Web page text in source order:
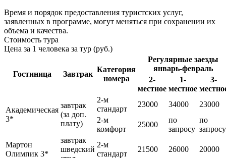
Время и порядок предоставления туристских услуг,
заявленных в программе, могут меняться при сохранении их
объема и качества.
Стоимость тура
Цена за 1 человека за тур (руб.)
Гостиница Завтрак
Категория
номера
Регулярные заезды
январь-февраль
2-
местное
1-
местное
3-
Академическая
3*
завтрак
(за доп.
плату)
2-м
стандарт
23000 34000
23000
2-м
комфорт
25000
по
запросу
по
запросу
Мартон
Олимпик 3*
завтрак
шведский
2-м
стандарт
21500 26000 20000